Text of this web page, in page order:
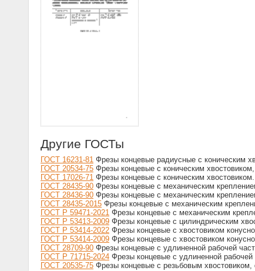
Другие ГОСТы
ГОСТ 16231-81 Фрезы концевые радиусные с коническим
ГОСТ 20534-75 Фрезы концевые с коническим
ГОСТ 17026-71 Фрезы концевые с коническим
ГОСТ 28435-90 Фрезы концевые с механическим
ГОСТ 28436-90 Фрезы концевые с механическим
ГОСТ 28435-2015 Фрезы концевые с механическим
ГОСТ Р 59471-2021 Фрезы концевые с механическим
ГОСТ Р 53413-2009 Фрезы концевые с цилиндрическим
ГОСТ Р 53414-2022 Фрезы концевые с хвостовиком
ГОСТ Р 53414-2009 Фрезы концевые с хвостовиком
ГОСТ 28709-90 Фрезы концевые с удлиненной рабочей
ГОСТ Р 71715-2024 Фрезы концевые с удлиненной
ГОСТ 20535-75 Фрезы концевые с резьбовым